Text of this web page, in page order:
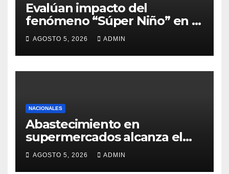
Evalúan impacto del
fenómeno “Súper Niño” en el
sector agrícola
AGOSTO 5, 2026 ADMIN
NACIONALES
Abastecimiento en
supermercados alcanza el
98%
AGOSTO 5, 2026 ADMIN